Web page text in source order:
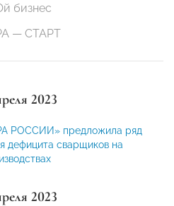
бизнес
— СТАРТ
2023
РОССИИ» предложила ряд
дефицита сварщиков на
2023